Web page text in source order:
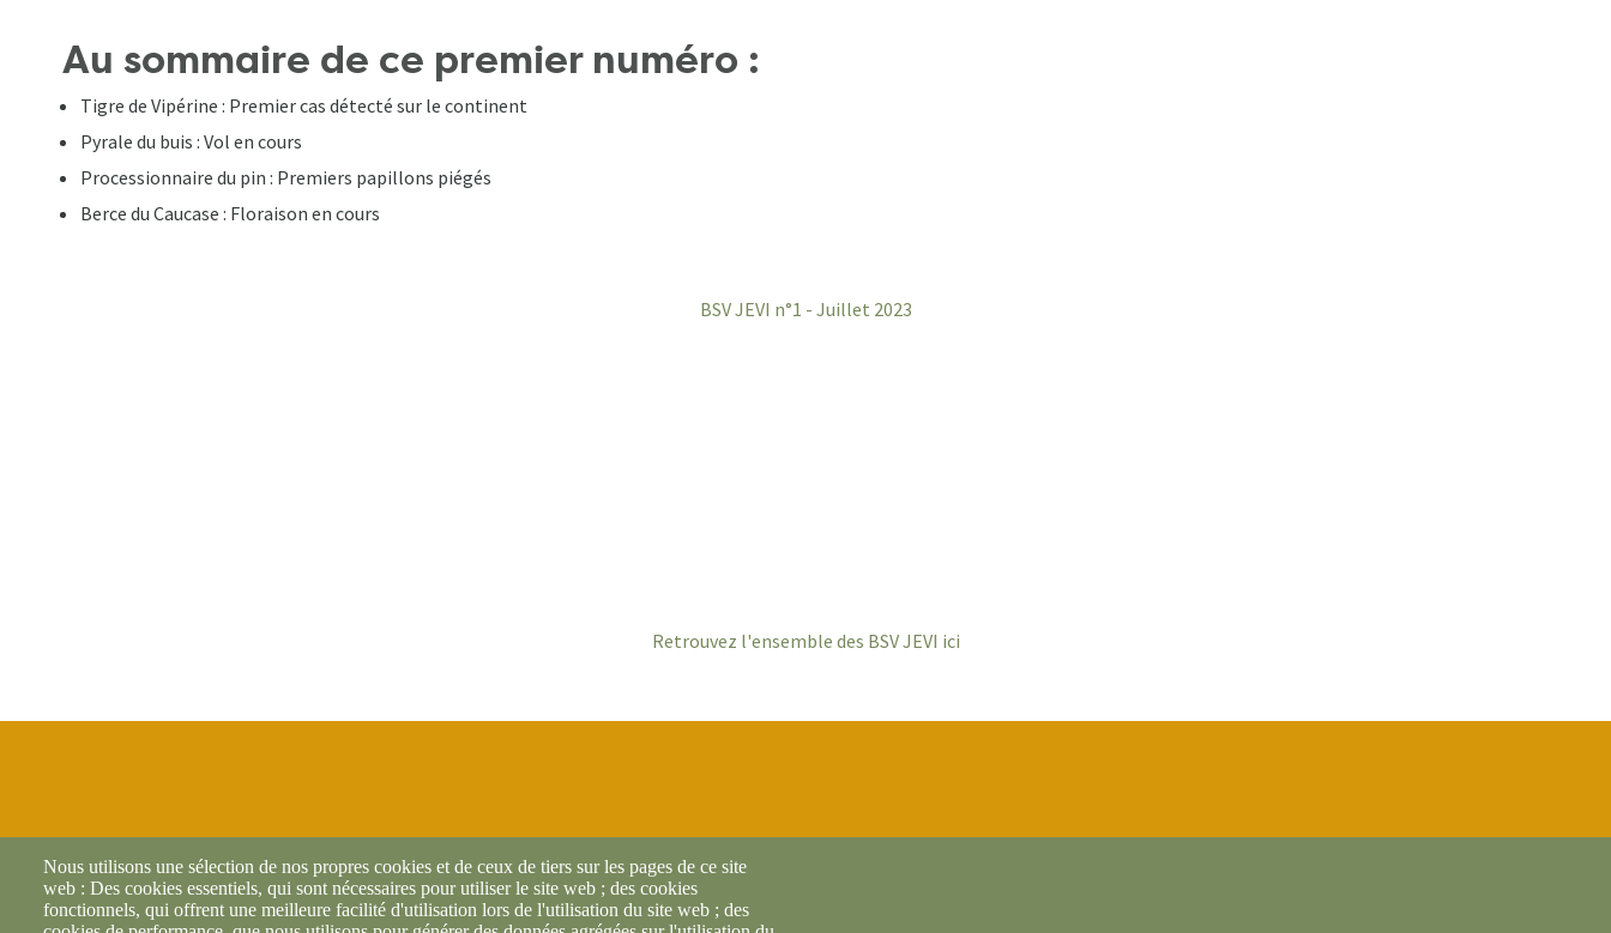
Au sommaire de ce premier numéro :
Tigre de Vipérine : Premier cas détecté sur le continent
Pyrale du buis : Vol en cours
Processionnaire du pin : Premiers papillons piégés
Berce du Caucase : Floraison en cours
BSV JEVI n°1 - Juillet 2023
Retrouvez l'ensemble des BSV JEVI ici
Nous utilisons une sélection de nos propres cookies et de ceux de tiers sur les pages de ce site
web : Des cookies essentiels, qui sont nécessaires pour utiliser le site web ; des cookies
fonctionnels, qui offrent une meilleure facilité d'utilisation lors de l'utilisation du site web ; des